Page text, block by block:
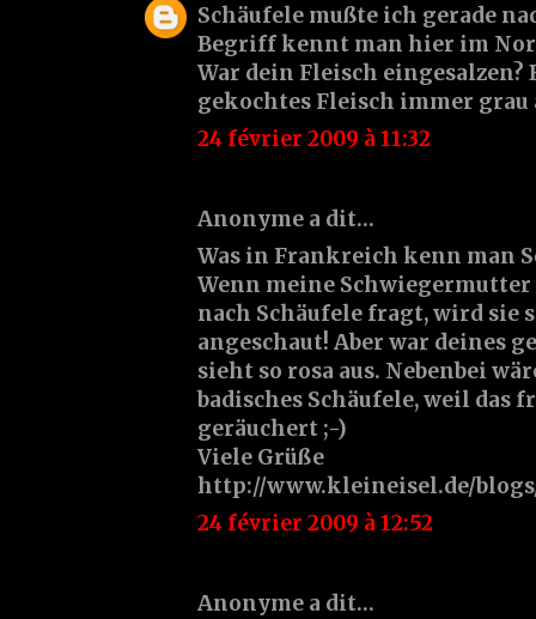
Schäufele mußte ich gerade
Begriff kennt man hier im
War dein Fleisch
gekochtes Fleisch immer grau
24 février 2009 à 11:32
Anonyme a dit…
Was in Frankreich kenn man
Wenn meine
nach Schäufele fragt, wird sie
angeschaut! Aber war deines
sieht so rosa aus. Nebenbei
badisches Schäufele, weil das
geräuchert ;-)
Viele Grüße
http://www.kleineisel.de/
24 février 2009 à 12:52
Anonyme a dit…